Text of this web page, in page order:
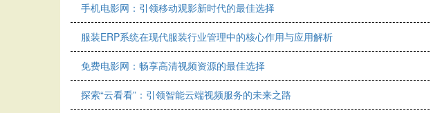
手机电影网：引领移动观影新时代的最佳选择
服装ERP系统在现代服装行业管理中的核心作用与应用解析
免费电影网：畅享高清视频资源的最佳选择
探索“云看看”：引领智能云端视频服务的未来之路